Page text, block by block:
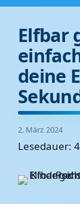
Elfbar
deine
2. März 2024
Lesedauer: